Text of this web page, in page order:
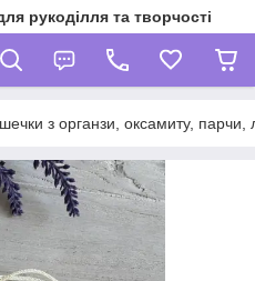
рукоділля та творчості
з органзи, оксамиту, парчи,